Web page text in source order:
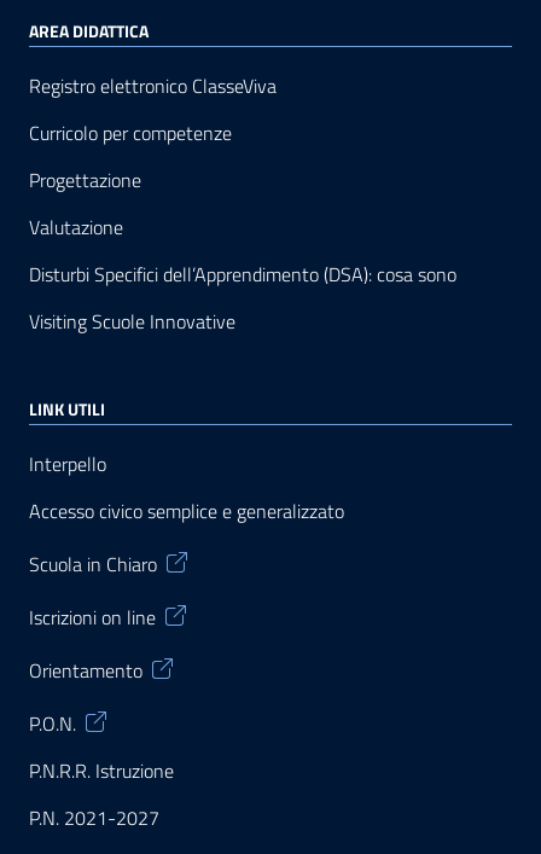
AREA DIDATTICA
Registro elettronico ClasseViva
Curricolo per competenze
Progettazione
Valutazione
Disturbi Specifici dell’Apprendimento (DSA): cosa sono
Visiting Scuole Innovative
LINK UTILI
Interpello
Accesso civico semplice e generalizzato
Scuola in Chiaro
Iscrizioni on line
Orientamento
P.O.N.
P.N.R.R. Istruzione
P.N. 2021-2027